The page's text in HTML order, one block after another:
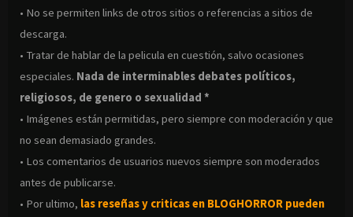
• No se permiten links de otros sitios o referencias a sitios de
descarga.
• Tratar de hablar de la pelicula en cuestión, salvo ocasiones
especiales. Nada de interminables debates políticos,
religiosos, de genero o sexualidad *
• Imágenes están permitidas, pero siempre con moderación y que
no sean demasiado grandes.
• Los comentarios de usuarios nuevos siempre son moderados
antes de publicarse.
• Por ultimo, las reseñas y criticas en BLOGHORROR pueden